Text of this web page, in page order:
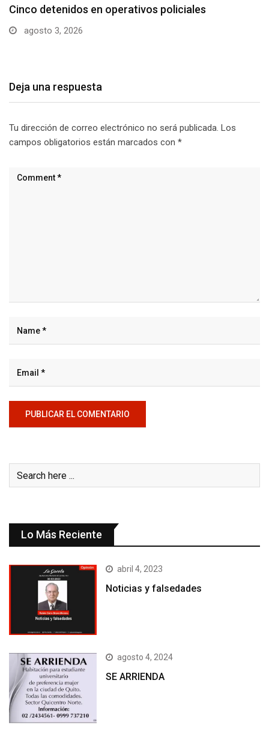
Cotopaxi supera los 640 casos de dengue en…
julio 29, 2026
Deja una respuesta
Tu dirección de correo electrónico no será publicada. Los
campos obligatorios están marcados con *
Lo Más Reciente
abril 4, 2023
Noticias y falsedades
agosto 4, 2024
SE ARRIENDA